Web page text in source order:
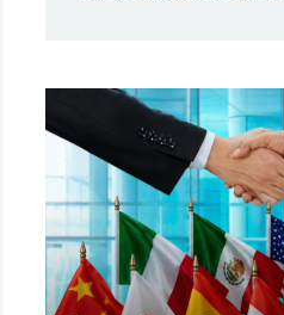
(UE) 2018/1542
medidas restrictivas…